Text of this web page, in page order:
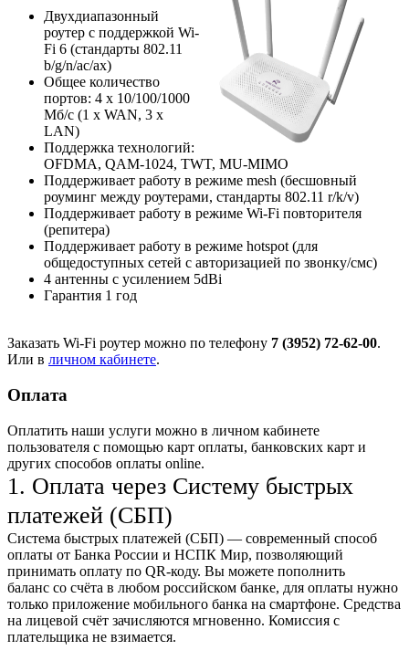
Двухдиапазонный
роутер с поддержкой Wi-
Fi 6 (стандарты 802.11
b/g/n/ac/ax)
Общее количество
портов: 4 х 10/100/1000
Мб/с (1 x WAN, 3 x
LAN)
Поддержка технологий:
OFDMA, QAM-1024, TWT, MU-MIMO
Поддерживает работу в режиме mesh (бесшовный
роуминг между роутерами, стандарты 802.11 r/k/v)
Поддерживает работу в режиме Wi-Fi повторителя
(репитера)
Поддерживает работу в режиме hotspot (для
общедоступных сетей с авторизацией по звонку/смс)
4 антенны с усилением 5dBi
Гарантия 1 год
Заказать Wi-Fi роутер можно по телефону 7 (3952) 72-62-00.
Или в личном кабинете.
Оплата
Оплатить наши услуги можно в личном кабинете
пользователя с помощью карт оплаты, банковских карт и
других способов оплаты online.
1. Оплата через Систему быстрых
платежей (СБП)
Система быстрых платежей (СБП) — современный способ
оплаты от Банка России и НСПК Мир, позволяющий
принимать оплату по QR-коду. Вы можете пополнить
баланс со счёта в любом российском банке, для оплаты нужно
только приложение мобильного банка на смартфоне. Средства
на лицевой счёт зачисляются мгновенно. Комиссия с
плательщика не взимается.